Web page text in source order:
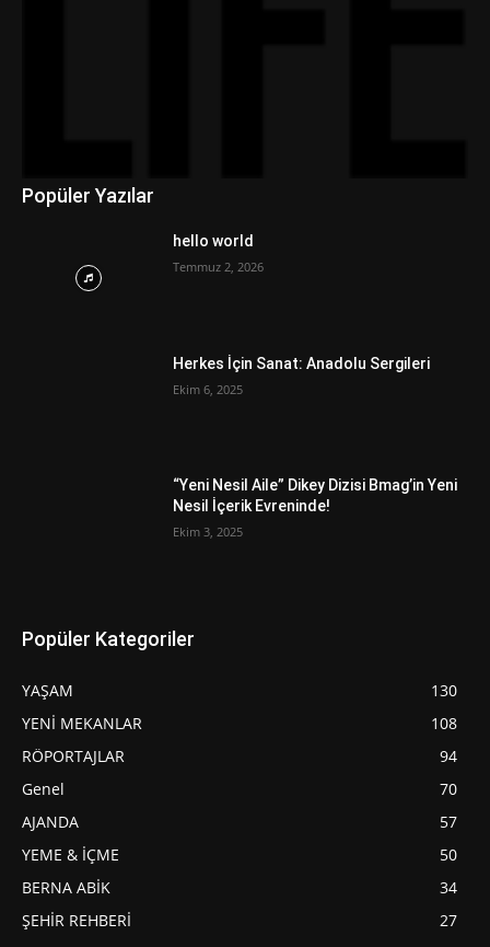
Popüler Yazılar
hello world
Temmuz 2, 2026
Herkes İçin Sanat: Anadolu Sergileri
Ekim 6, 2025
“Yeni Nesil Aile” Dikey Dizisi Bmag’in Yeni
Nesil İçerik Evreninde!
Ekim 3, 2025
Popüler Kategoriler
YAŞAM
130
YENİ MEKANLAR
108
RÖPORTAJLAR
94
Genel
70
AJANDA
57
YEME & İÇME
50
BERNA ABİK
34
ŞEHİR REHBERİ
27